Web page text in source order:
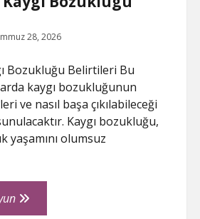
Mumkun
28, 2026
Bozukluğu Belirtileri Bu
kaygı bozukluğunun
ve nasıl başa çıkılabileceği
Kaygı bozukluğu,
yaşamını olumsuz
Cocuklarda
Kaygi